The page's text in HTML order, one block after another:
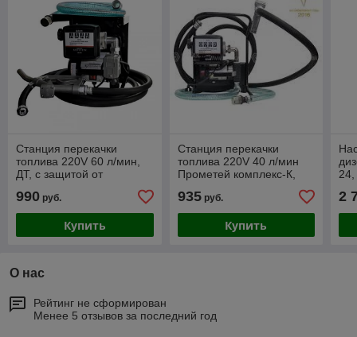
Станция перекачки
топлива 220V 60 л/мин,
ДТ, с защитой от
БАК.12061
990 руб.
Купить
Станция перекачки
топлива 220V 40 л/мин
Прометей комплекс-К,
935руб.
Купить
24,
2
О нас
Рейтинг не сформирован
Менее 5 отзывов за последний год